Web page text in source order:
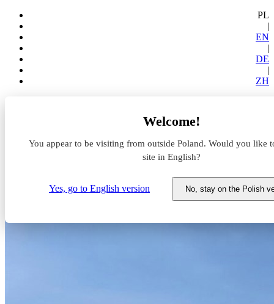
PL
|
EN
|
DE
|
ZH
Welcome!
You appear to be visiting from outside Poland. Would you like
site in English?
Yes, go to English version No, stay on the Polish
Cogito EU dołączy do grona najemców MLP Gliwice
Cogito EU dołączy do grona
najemców MLP Gliwice